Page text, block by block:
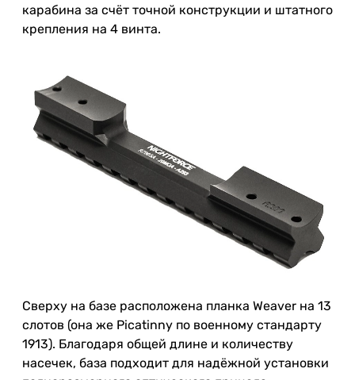
карабина за счёт точной конструкции и штатного
крепления на 4 винта.
Сверху на базе расположена планка Weaver на 13
слотов (она же Picatinny по военному стандарту
1913). Благодаря общей длине и количеству
насечек, база подходит для надёжной установки